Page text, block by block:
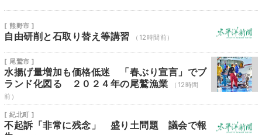
[ 熊野市 ]
自由研削と石取り替え等講習 （12時間前）
[ 尾鷲市 ]
水揚げ量増加も価格低迷 「春ぶり宣言」でブ
ランド化図る ２０２４年の尾鷲漁業
（12時間
前）
[ 紀北町 ]
不起訴「非常に残念」 盛り土問題 議会で報